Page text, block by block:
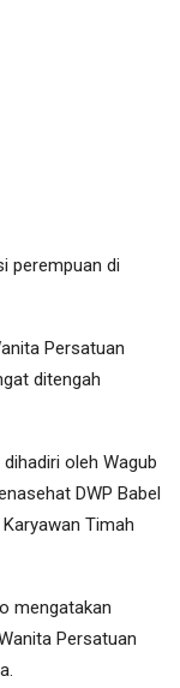
perempuan di
Persatuan
ditengah
oleh Wagub
DWP Babel
Timah
mengatakan
Persatuan